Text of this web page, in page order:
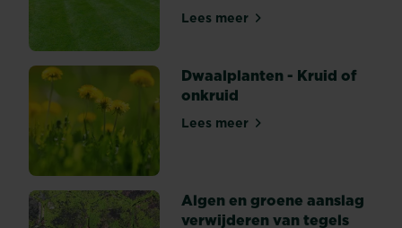
een
turbosnelheid
op
los!
Kortom,
de
tuin
maken
Lees meerPreventieve
Dwaalplanten - Kruid of
onkruid
Lees meerDwaalplanten - Kruid of
Algen en groene aanslag
verwijderen van tegels